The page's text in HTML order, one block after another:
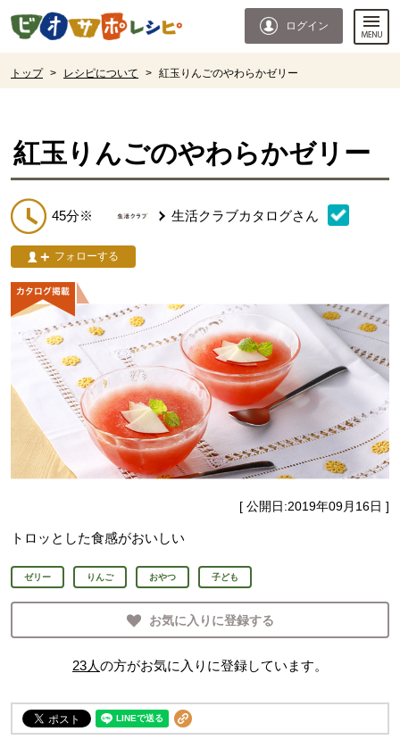
ページの先頭です。
ログイン
トップ > レシピについて > 紅玉りんごのやわらかゼリー
紅玉りんごのやわらかゼリー
45分※ 生活クラブカタログさん
フォローする
[ 公開日:2019年09月16日 ]
トロッとした食感がおいしい
ゼリー りんご おやつ 子ども
お気に入りに登録する
23人の方がお気に入りに登録しています。